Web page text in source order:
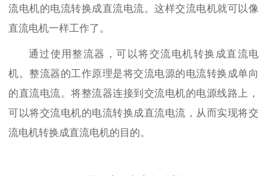
流电机的电流转换成直流电流。这样交流电机就可以像
直流电机一样工作了。
通过使用整流器，可以将交流电机转换成直流电
机。整流器的工作原理是将交流电源的电流转换成单向
的直流电流。将整流器连接到交流电机的电源线路上，
可以将交流电机的电流转换成直流电流，从而实现将交
流电机转换成直流电机的目的。